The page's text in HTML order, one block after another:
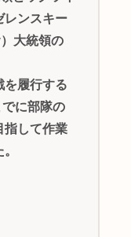
レンスキー
大統領の
を履行する
に部隊の
指して作業